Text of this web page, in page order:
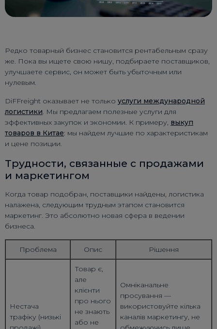
Редко товарный бизнес становится рентабельным сразу
же. Пока вы ищете свою нишу, подбираете поставщиков,
улучшаете сервис, он может быть убыточным или
нулевым.
DiFFreight оказывает не только услуги международной
логистики. Мы предлагаем полезные услуги для
эффективных закупок и экономии. К примеру, выкуп
товаров в Китае: мы найдем лучшие по характеристикам
и цене позиции.
Трудности, связанные с продажами
и маркетингом
Когда товар подобран, поставщики найдены, логистика
налажена, следующим трудным этапом становится
маркетинг. Это абсолютно новая сфера в ведении
бизнеса.
Проблема Опис Рішення
Нестача
трафіку (низькі
Товар є,
але
клієнти
про нього
не знають
або не
Омніканальне
просування —
використовуйте кілька
каналів маркетингу, не